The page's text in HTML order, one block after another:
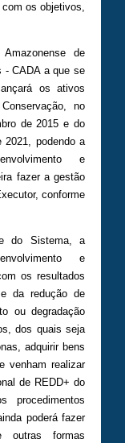
os objetivos,
de
- CADA a que se
os ativos
no
de 2015 e do
2021, podendo a
e
fazer a gestão
conforme
do Sistema, a
e
os resultados
da redução de
ou degradação
dos quais seja
adquirir bens
venham realizar
de REDD+ do
procedimentos
poderá fazer
outras formas